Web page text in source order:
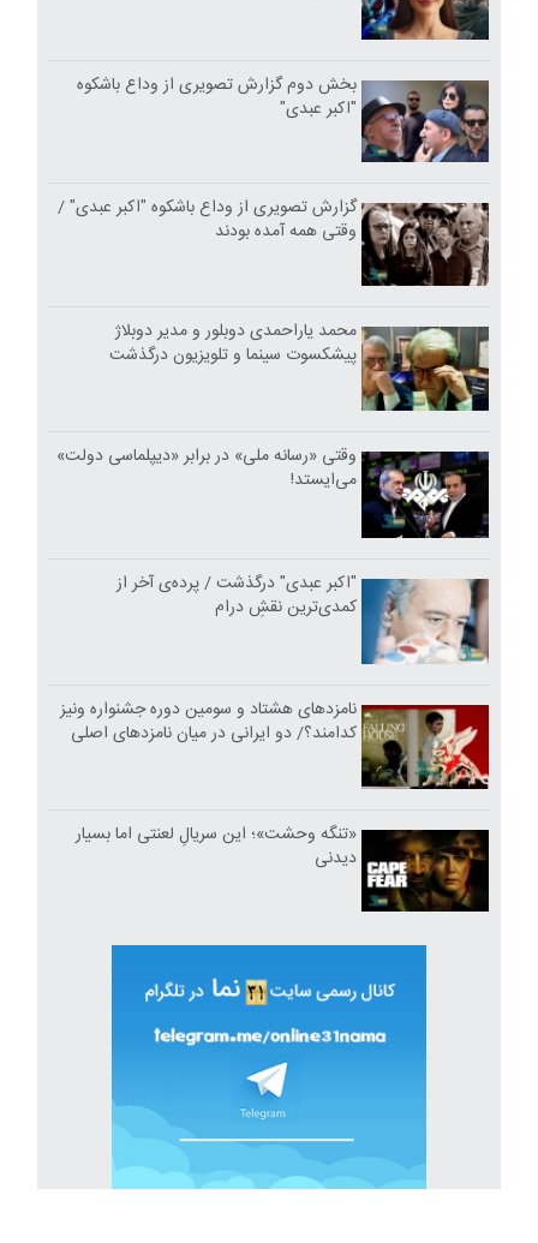
بخش دوم گزارش تصویری از وداع باشکوه
"اکبر عبدی"
گزارش تصویری از وداع باشکوه "اکبر عبدی" /
وقتی همه آمده بودند
محمد یاراحمدی دوبلور و مدیر دوبلاژ
پیشکسوت سینما و تلویزیون درگذشت
وقتی «رسانه ملی» در برابر «دیپلماسی دولت»
می‌ایستد!
"اکبر عبدی" درگذشت / پرده‌ی آخر از
کمدی‌ترین نقشِ درام
نامزدهای هشتاد و سومین دوره جشنواره ونیز
کدامند؟/ دو ایرانی در میان نامزدهای اصلی
«تنگه وحشت»؛ این سریالِ لعنتی اما بسیار
دیدنی